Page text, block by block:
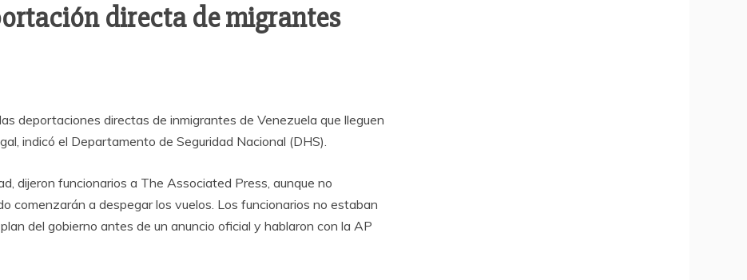
directa de migrantes
deportaciones directas de inmigrantes de Venezuela que lleguen
indicó el Departamento de Seguridad Nacional (DHS).
dijeron funcionarios a The Associated Press, aunque no
comenzarán a despegar los vuelos. Los funcionarios no estaban
del gobierno antes de un anuncio oficial y hablaron con la AP